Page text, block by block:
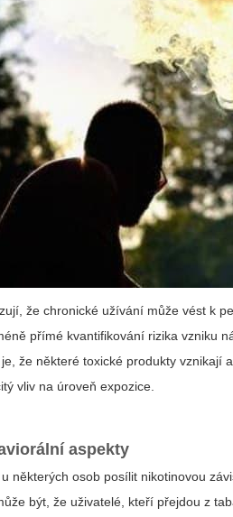
že chronické užívání může vést k
přímé kvantifikování rizika vzniku
že některé toxické produkty
vliv na úroveň expozice.
aspekty
některých osob posílit nikotinovou
být, že uživatelé, kteří přejdou z